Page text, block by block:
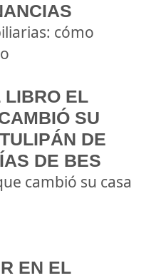
cómo
LIBRO EL
SU
DE
DE BES
cambió su casa
EN EL